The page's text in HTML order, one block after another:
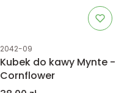
Kod produktu
2042-09
Kubek do kawy Mynte -
Cornflower